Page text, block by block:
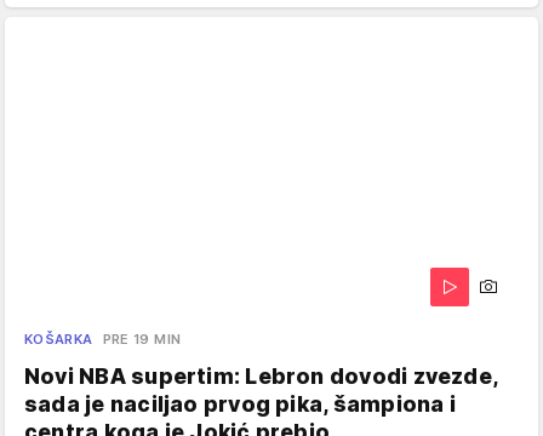
KOŠARKA PRE 19 MIN
Novi NBA supertim: Lebron dovodi zvezde,
sada je naciljao prvog pika, šampiona i